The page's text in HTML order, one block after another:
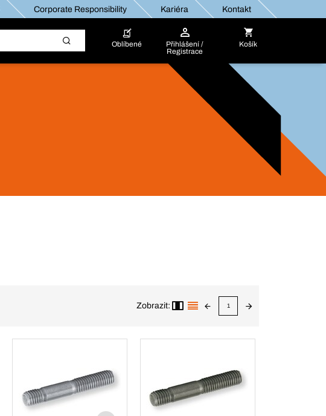
Corporate Responsibility Kariéra Kontakt
Oblíbené
Přihlášení /
Registrace
Košík
Zobrazit: 1